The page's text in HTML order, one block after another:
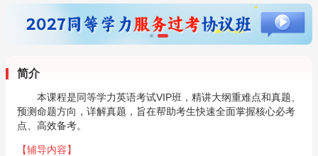
简介
本课程是同等学力英语考试VIP班，精讲大纲重难点和真题、
预测命题方向，详解真题，旨在帮助考生快速全面掌握核心必考
点、高效备考。
【辅导内容】